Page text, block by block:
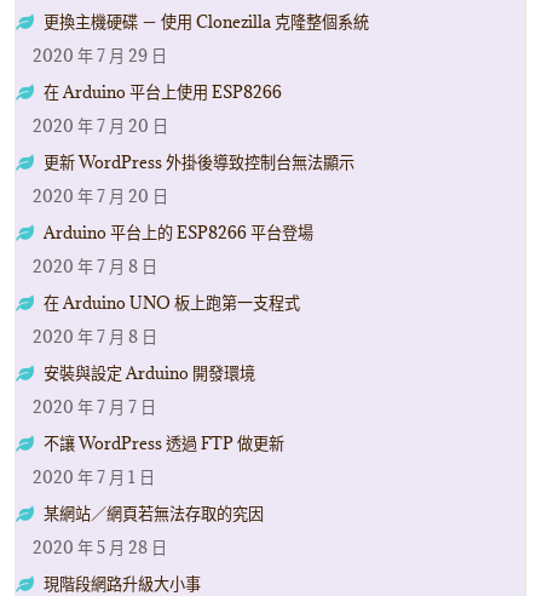
更換主機硬碟 － 使用 Clonezilla 克隆整個系統
2020 年 7 月 29 日
在 Arduino 平台上使用 ESP8266
2020 年 7 月 20 日
更新 WordPress 外掛後導致控制台無法顯示
2020 年 7 月 20 日
Arduino 平台上的 ESP8266 平台登場
2020 年 7 月 8 日
在 Arduino UNO 板上跑第一支程式
2020 年 7 月 8 日
安裝與設定 Arduino 開發環境
2020 年 7 月 7 日
不讓 WordPress 透過 FTP 做更新
2020 年 7 月 1 日
某網站／網頁若無法存取的究因
2020 年 5 月 28 日
現階段網路升級大小事